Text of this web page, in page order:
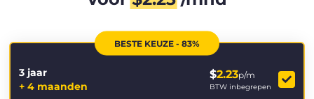
BESTE KEUZE - 83%
3 jaar
+ 4 maanden
$2.23p/m
BTW inbegrepen